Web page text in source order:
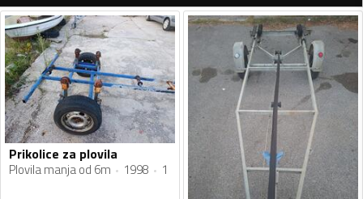
Prikolice za plovila
Plovila manja od 6m 1998 1